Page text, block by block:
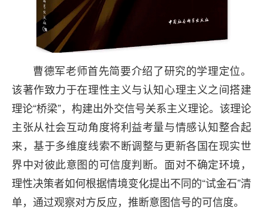
曹德军老师首先简要介绍了研究的学理定位。
该著作致力于在理性主义与认知心理主义之间搭建
理论“桥梁”，构建出外交信号关系主义理论。该理论
主张从社会互动角度将利益考量与情感认知整合起
来，基于多维度线索不断调整与更新各国在现实世
界中对彼此意图的可信度判断。面对不确定环境，
理性决策者如何根据情境变化提出不同的“试金石”清
单，通过观察对方反应，推断意图信号的可信度。